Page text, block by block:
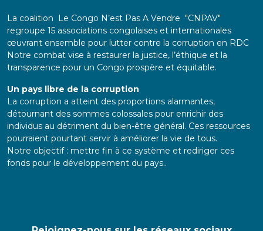
La coalition Le Congo N’est Pas A Vendre "CNPAV"
regroupe 15 associations congolaises et internationales
œuvrant ensemble pour lutter contre la corruption en RDC
Notre combat vise à restaurer la justice, l’éthique et la
transparence pour un Congo prospère et équitable.
Un pays libre de la corruption
La corruption a atteint des proportions alarmantes,
détournant des sommes colossales pour enrichir des
individus au détriment du bien-être général. Ces ressources
pourraient pourtant servir à améliorer la vie de tous.
Notre objectif : mettre fin à ce système et rediriger ces
fonds pour le développement du pays..